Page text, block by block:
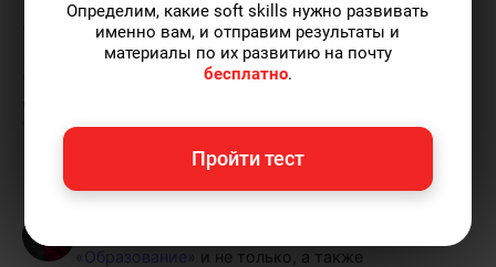
Опасность поверхностного
знания: почему вредно
учиться по верхам
Елена Ланта— автор-популяризатор
«Образование»
и не только, а также
Определим, какие soft skills нужно развивать
именно вам, и отправим результаты и
материалы по их развитию на почту
бесплатно.
Пройти тест